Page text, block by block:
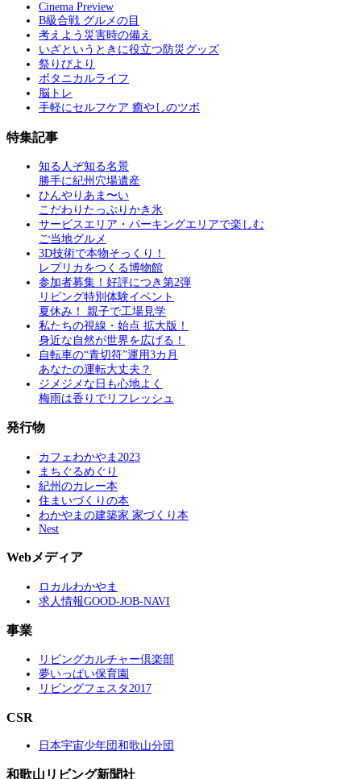
Cinema Preview
B級合戦 グルメの目
考えよう災害時の備え
いざというときに役立つ防災グッズ
祭りびより
ボタニカルライフ
脳トレ
手軽にセルフケア 癒やしのツボ
特集記事
知る人ぞ知る名景
勝手に紀州穴場遺産
ひんやりあま〜い
こだわりたっぷりかき氷
サービスエリア・パーキングエリアで楽しむ
ご当地グルメ
3D技術で本物そっくり！
レプリカをつくる博物館
参加者募集！好評につき第2弾
リビング特別体験イベント
夏休み！ 親子で工場見学
私たちの視線・始点 拡大版！
身近な自然が世界を広げる！
自転車の“青切符”運用3カ月
あなたの運転大丈夫？
ジメジメな日も心地よく
梅雨は香りでリフレッシュ
発行物
カフェわかやま2023
まちぐるめぐり
紀州のカレー本
住まいづくりの本
わかやまの建築家 家づくり本
Nest
Webメディア
ロカルわかやま
求人情報GOOD-JOB-NAVI
事業
リビングカルチャー倶楽部
夢いっぱい保育園
リビングフェスタ2017
CSR
日本宇宙少年団和歌山分団
和歌山リビング新聞社